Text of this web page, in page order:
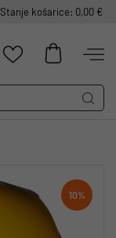
Stanje košarice: 0,00 €
10%